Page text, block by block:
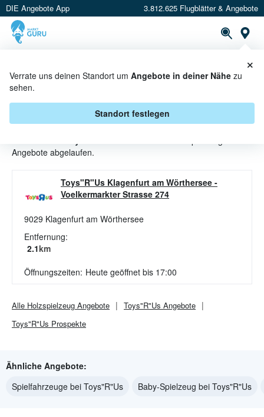
DIE Angebote App 3.812.625 Flugblätter & Angebote
Verrate uns deinen Standort um Angebote in deiner Nähe zu
sehen.
Standort festlegen
×
HOLZSPIELZEUG ANGEBOTE &
AKTIONEN BEI TOYS"R"US
Angebote abgelaufen.
Toys"R"Us Klagenfurt am Wörthersee -
Voelkermarkter Strasse 274
9029 Klagenfurt am Wörthersee
Entfernung:
2.1km
Öffnungszeiten: Heute geöffnet bis 17:00
Alle Holzspielzeug Angebote Toys"R"Us Angebote
Toys"R"Us Prospekte
Ähnliche Angebote:
Spielfahrzeuge bei Toys"R"Us
Baby-Spielzeug bei Toys"R"Us